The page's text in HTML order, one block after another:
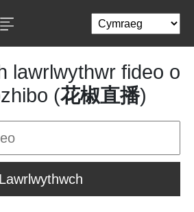
lawrlwythwr fideo o
(花椒直播)
Lawrlwythwch